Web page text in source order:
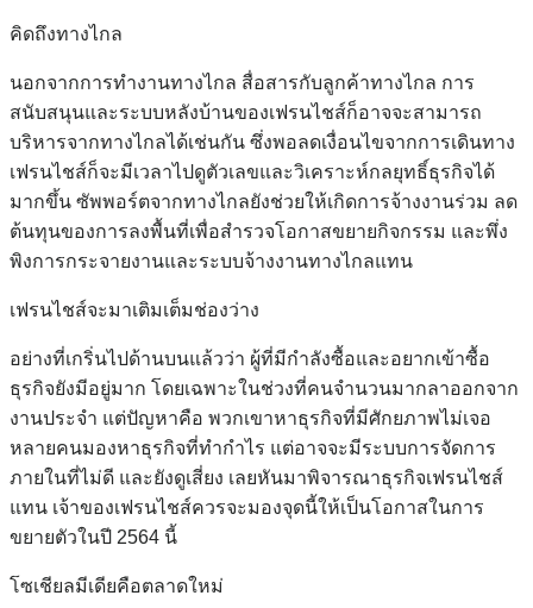
คิดถึงทางไกล
นอกจากการทำงานทางไกล สื่อสารกับลูกค้าทางไกล การ
สนับสนุนและระบบหลังบ้านของเฟรนไชส์ก็อาจจะสามารถ
บริหารจากทางไกลได้เช่นกัน ซึ่งพอลดเงื่อนไขจากการเดินทาง
เฟรนไชส์ก็จะมีเวลาไปดูตัวเลขและวิเคราะห์กลยุทธิ์ธุรกิจได้
มากขึ้น ซัพพอร์ตจากทางไกลยังช่วยให้เกิดการจ้างงานร่วม ลด
ต้นทุนของการลงพื้นที่เพื่อสำรวจโอกาสขยายกิจกรรม และพึ่ง
พิงการกระจายงานและระบบจ้างงานทางไกลแทน
เฟรนไชส์จะมาเติมเต็มช่องว่าง
อย่างที่เกริ่นไปด้านบนแล้วว่า ผู้ที่มีกำลังซื้อและอยากเข้าซื้อ
ธุรกิจยังมีอยู่มาก โดยเฉพาะในช่วงที่คนจำนวนมากลาออกจาก
งานประจำ แต่ปัญหาคือ พวกเขาหาธุรกิจที่มีศักยภาพไม่เจอ
หลายคนมองหาธุรกิจที่ทำกำไร แต่อาจจะมีระบบการจัดการ
ภายในที่ไม่ดี และยังดูเสี่ยง เลยหันมาพิจารณาธุรกิจเฟรนไชส์
แทน เจ้าของเฟรนไชส์ควรจะมองจุดนี้ให้เป็นโอกาสในการ
ขยายตัวในปี 2564 นี้
โซเชียลมีเดียคือตลาดใหม่